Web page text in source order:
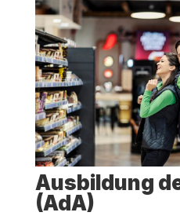
Aus­bil­dung
(AdA)